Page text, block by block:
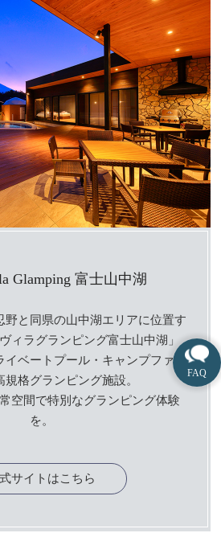
Glamping 富士山中湖
野と同県の山中湖エリアに位置す
ィラグランピング富士山中湖」
イベートプール・キャンプファイ
規格グランピング施設。
空間で特別なグランピング体験
を。
サイトはこちら